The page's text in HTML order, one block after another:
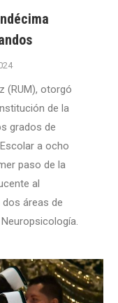
(RUM), otorgó
de la
grados de
a ocho
paso de la
al
áreas de